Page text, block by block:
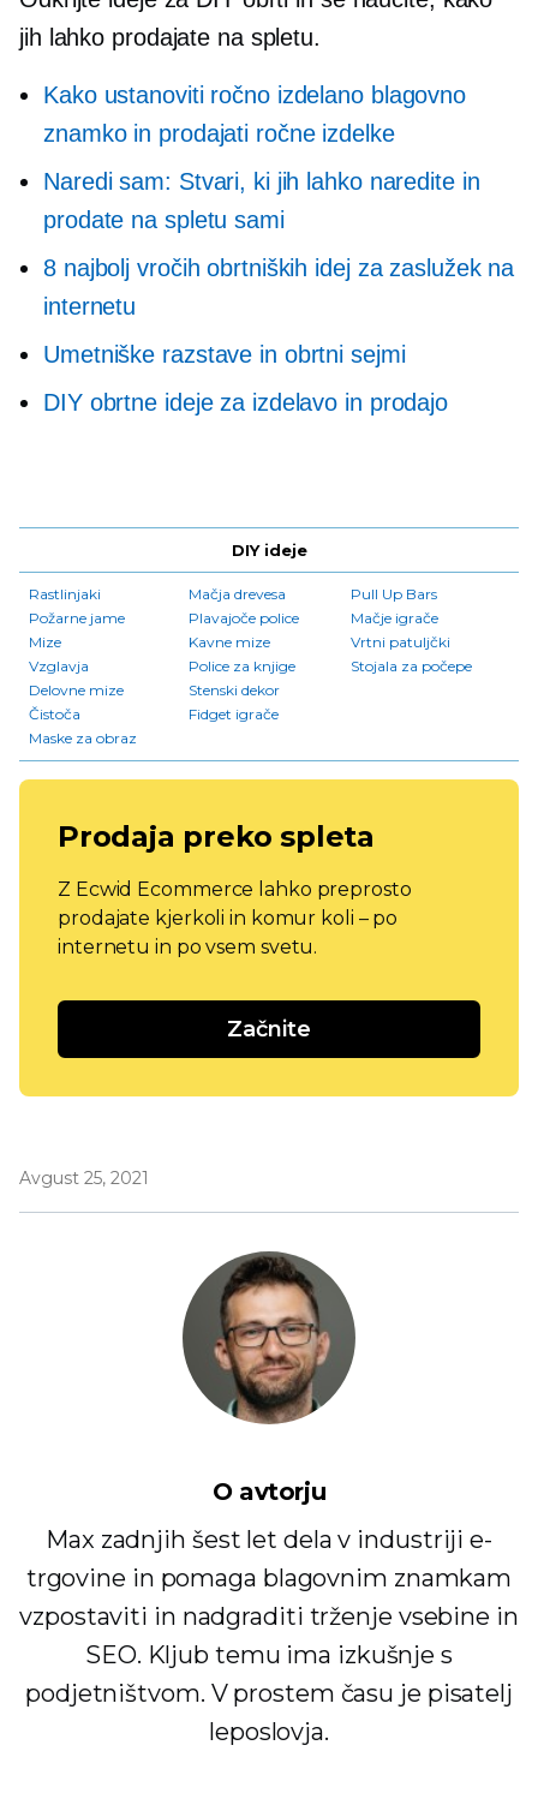
jih lahko prodajate na spletu.
Kako ustanoviti ročno izdelano blagovno
znamko in prodajati ročne izdelke
Naredi sam: Stvari, ki jih lahko naredite in
prodate na spletu sami
8 najbolj vročih obrtniških idej za zaslužek na
internetu
Umetniške razstave in obrtni sejmi
DIY obrtne ideje za izdelavo in prodajo
DIY ideje
Rastlinjaki
Požarne jame
Mize
Vzglavja
Delovne mize
Čistoča
Maske za obraz
Mačja drevesa
Plavajoče police
Kavne mize
Police za knjige
Stenski dekor
Fidget igrače
Pull Up Bars
Mačje igrače
Vrtni patuljčki
Stojala za počepe
Prodaja preko spleta
Z Ecwid Ecommerce lahko preprosto
prodajate kjerkoli in komur koli – po
internetu in po vsem svetu.
Začnite
Avgust 25, 2021
O avtorju
Max zadnjih šest let dela v industriji e-
trgovine in pomaga blagovnim znamkam
vzpostaviti in nadgraditi trženje vsebine in
SEO. Kljub temu ima izkušnje s
podjetništvom. V prostem času je pisatelj
leposlovja.